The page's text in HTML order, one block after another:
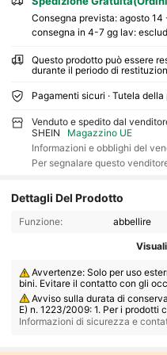
Consegna prevista: agosto 14
consegna in 4-7 gg lav:
Questo prodotto può essere
durante il periodo di
Pagamenti sicuri · Tutela
Venduto e spedito dal
SHEIN
Magazzino UE
Informazioni e obblighi del
Per segnalare questo
Dettagli Del Prodotto
Funzione: abbellire
Avvertenze: Solo per uso
bini. Evitare il contatto con gli
a. Interrompere l'uso in caso di
Avviso sulla durata di
E) n. 1223/2009: 1. Per i
≤ 30 mesi: la data di scadenza
Informazioni di sicurezza e